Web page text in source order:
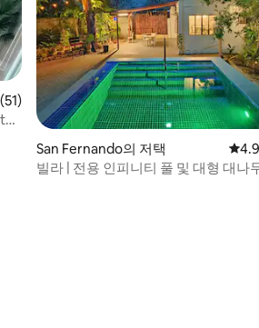
점(5점 만점), 후기 51개
San Fernando의 저택 평점
빌라 | 전용 인피니티 풀 및 대형 대나